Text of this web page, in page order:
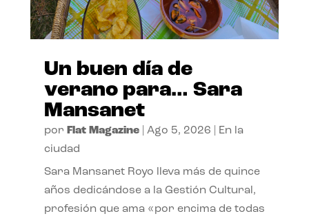
Un buen día de
verano para… Sara
Mansanet
por Flat Magazine| Ago 5, 2026
En la
ciudad
Sara Mansanet Royo lleva más de quince
años dedicándose a la Gestión Cultural,
profesión que ama «por encima de todas